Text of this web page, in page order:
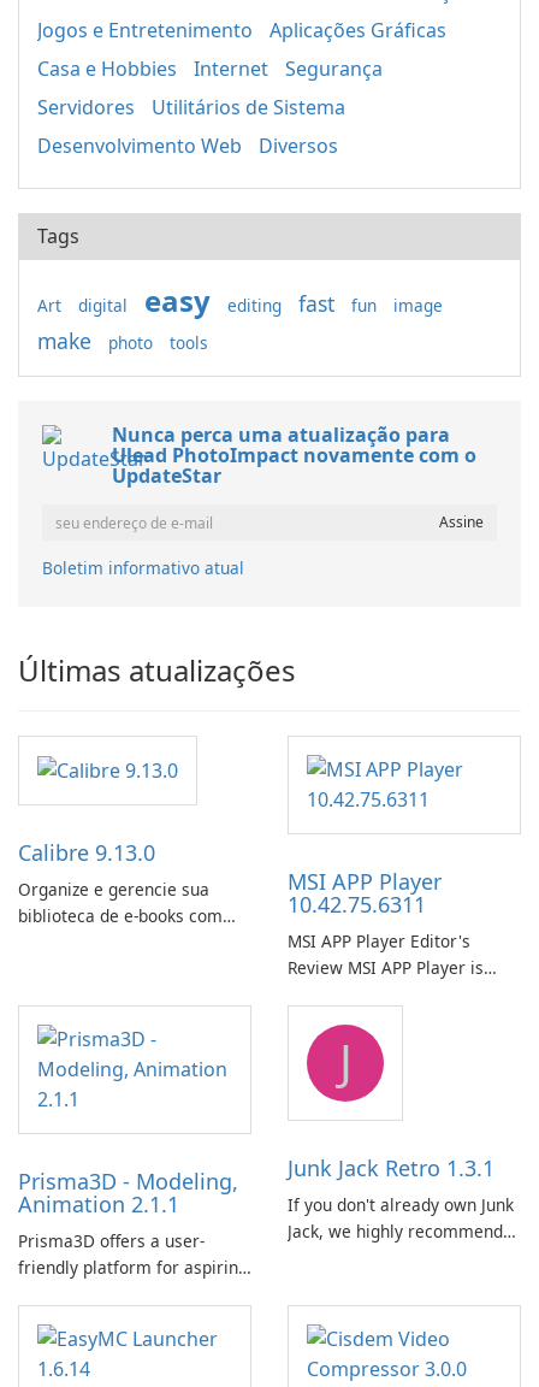
Jogos e Entretenimento
Aplicações Gráficas
Casa e Hobbies
Internet
Segurança
Servidores
Utilitários de Sistema
Desenvolvimento Web
Diversos
Tags
Art digital easy editing fast fun image
make photo tools
Nunca perca uma atualização para
Ulead PhotoImpact novamente com o
UpdateStar
Boletim informativo atual
Últimas atualizações
Calibre 9.13.0
Organize e gerencie sua
biblioteca de e-books com
MSI APP Player
10.42.75.6311
MSI APP Player Editor's
Review MSI APP Player is
emulator built atop the
BlueStacks engine and tuned
for MSI hardware.
Prisma3D - Modeling,
Animation 2.1.1
Prisma3D offers a user-
friendly platform for aspiring
imagination to life. With a
wide range of tools and
features, this app allows
J
Junk Jack Retro 1.3.1
If you don't already own Junk
Jack, we highly recommend
This game is where it all
began! Junk Jack Retro,
formerly known as Junk Jack,